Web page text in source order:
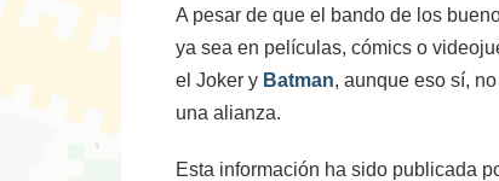
A pesar de que el bando de los
ya sea en películas, cómics o
el Joker y Batman, aunque eso sí,
una alianza.
Esta información ha sido publicada